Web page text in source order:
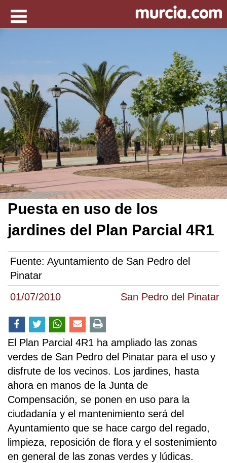
01/07/2010 San Pedro del Pinatar
Puesta en uso de los
jardines del Plan Parcial 4R1
Fuente: Ayuntamiento de San Pedro del
Pinatar
El Plan Parcial 4R1 ha ampliado las zonas
verdes de San Pedro del Pinatar para el uso y
disfrute de los vecinos. Los jardines, hasta
ahora en manos de la Junta de
Compensación, se ponen en uso para la
ciudadanía y el mantenimiento será del
Ayuntamiento que se hace cargo del regado,
limpieza, reposición de flora y el sostenimiento
en general de las zonas verdes y lúdicas.